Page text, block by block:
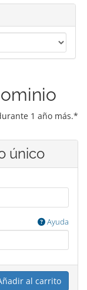
1 año más.*
único
Ayuda
al carrito